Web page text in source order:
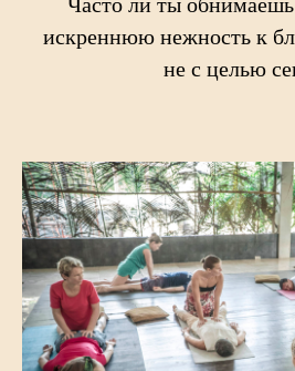
искреннюю нежность к
не с целью